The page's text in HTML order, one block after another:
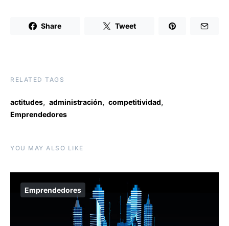
Share Tweet
RELATED TAGS
actitudes, administración, competitividad,
Emprendedores
YOU MAY ALSO LIKE
Emprendedores